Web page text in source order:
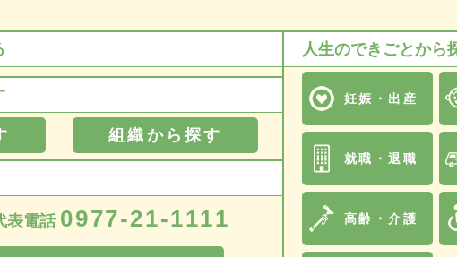
組織から探す
表電話 0977-21-1111
人生のできごとから
妊娠・出産
就職・退職
高齢・介護